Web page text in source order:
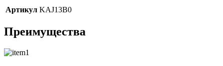
Артикул KAJ13B0
Преимущества